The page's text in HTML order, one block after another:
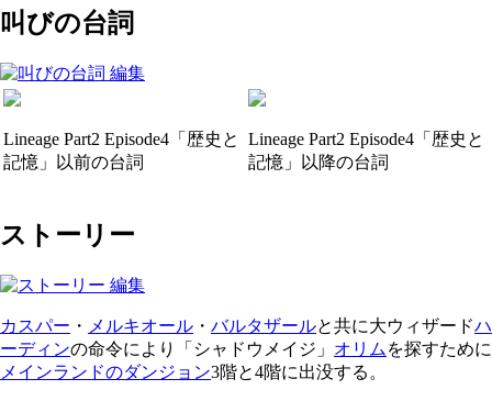
叫びの台詞
Lineage Part2 Episode4「歴史と
記憶」以前の台詞
Lineage Part2 Episode4「歴史と
記憶」以降の台詞
ストーリー
カスパー ・ メルキオール ・ バルタザールと共に大ウィザードハ
ーディンの命令により「シャドウメイジ」 オリム を探すために
メインランドのダンジョン3階と4階に出没する。